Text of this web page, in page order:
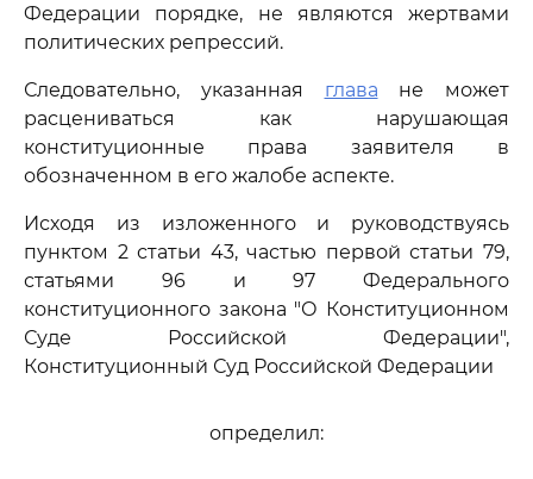
Федерации порядке, не являются жертвами
политических репрессий.
Следовательно, указанная глава не может
расцениваться как нарушающая
конституционные права заявителя в
обозначенном в его жалобе аспекте.
Исходя из изложенного и руководствуясь
пунктом 2 статьи 43, частью первой статьи 79,
статьями 96 и 97 Федерального
конституционного закона "О Конституционном
Суде Российской Федерации",
Конституционный Суд Российской Федерации
определил: